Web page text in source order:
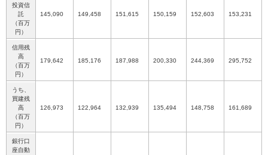
投資信
託
（百万
円）
145,090 149,458 151,615 150,159 152,603 153,231
信用残
高
（百万
円）
179,642 185,176 187,988 200,330 244,369 295,752
うち、
買建残
高
（百万
円）
126,973 122,964 132,939 135,494 148,758 161,689
銀行口
座自動